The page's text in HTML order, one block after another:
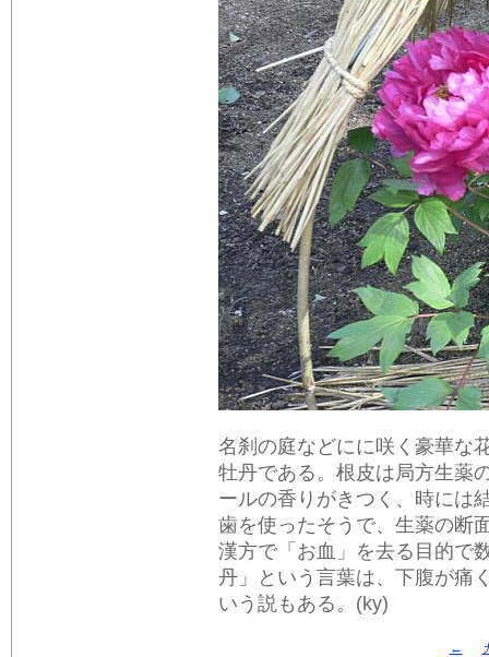
名刹の庭などにに咲く豪華な
牡丹である。根皮は局方生薬
ールの香りがきつく、時には
歯を使ったそうで、生薬の断
漢方で「お血」を去る目的で
丹」という言葉は、下腹が痛
いう説もある。(ky)
←